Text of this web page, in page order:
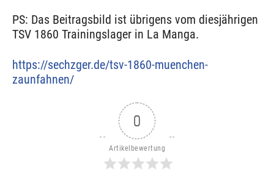
PS: Das Beitragsbild ist übrigens vom diesjährigen
TSV 1860 Trainingslager in La Manga.
https://sechzger.de/tsv-1860-muenchen-
zaunfahnen/
0
Artikelbewertung